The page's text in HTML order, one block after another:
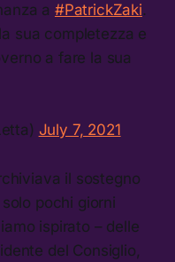
a #PatrickZaki.
sua completezza e
a fare la sua
July 7, 2021
il sostegno
pochi giorni
ispirato – delle
del Consiglio,